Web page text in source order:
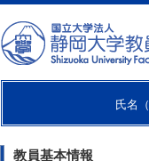
氏名
教員基本情報